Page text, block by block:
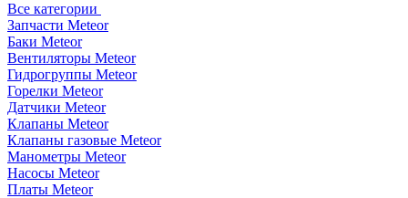
Все категории
Запчасти Meteor
Баки Meteor
Вентиляторы Meteor
Гидрогруппы Meteor
Горелки Meteor
Датчики Meteor
Клапаны Meteor
Клапаны газовые Meteor
Манометры Meteor
Насосы Meteor
Платы Meteor